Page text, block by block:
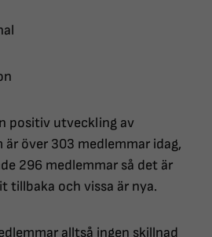
positiv utveckling av
över 303 medlemmar idag,
296 medlemmar så det är
tillbaka och vissa är nya.
alltså ingen skillnad